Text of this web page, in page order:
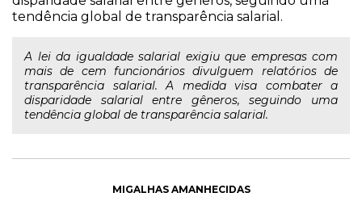
tendência global de transparência salarial.
A lei da igualdade salarial exigiu que empresas com
mais de cem funcionários divulguem relatórios de
transparência salarial. A medida visa combater a
disparidade salarial entre gêneros, seguindo uma
tendência global de transparência salarial.
MIGALHAS AMANHECIDAS